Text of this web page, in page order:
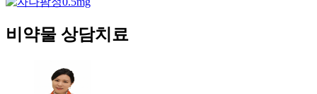
비약물 상담치료